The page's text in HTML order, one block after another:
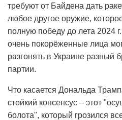
требуют от Байдена дать
любое другое оружие,
полную победу до лета 2024
очень покорёженные лица
разгонять в Украине разный
партии.
Что касается Дональда
стойкий консенсус – этот
болота", который грозился